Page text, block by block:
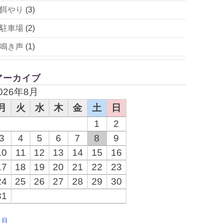
やり (3)
車場(2)
き声(1)
ーカイブ
年8月
火 水 木 金 土
日
1
2
4 5 6 7 8
9
11 12 13 14 15
16
18 19 20 21 22
23
25 26 27 28 29
30